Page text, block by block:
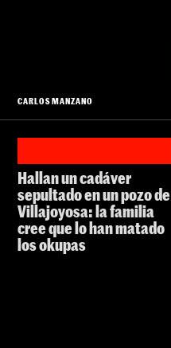
CARLOS MANZANO
Hallan un cadáver
sepultado en un pozo de
Villajoyosa: la familia
cree que lo han matado
los okupas